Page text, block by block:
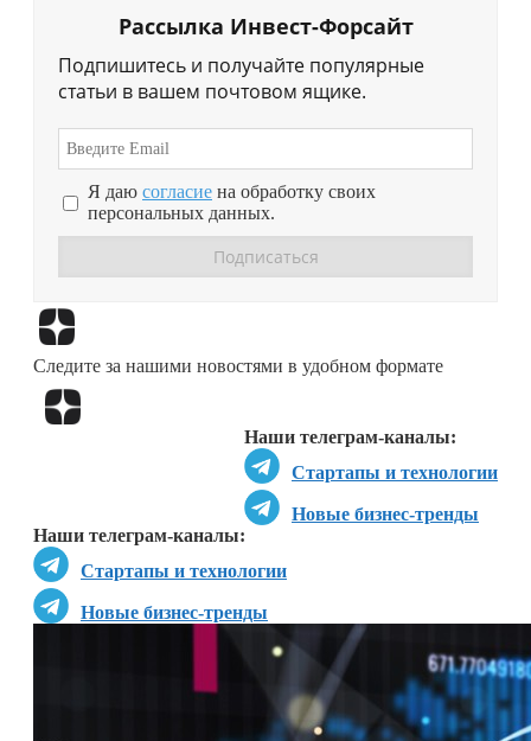
Рассылка Инвест-Форсайт
Подпишитесь и получайте популярные
статьи в вашем почтовом ящике.
Я даю согласие на обработку своих
персональных данных.
Следите за нашими новостями в удобном формате
Наши телеграм-каналы:
Стартапы и технологии
Новые бизнес-тренды
Наши телеграм-каналы:
Стартапы и технологии
Новые бизнес-тренды